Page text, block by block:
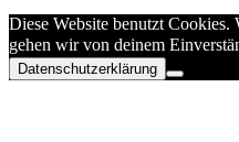
Diese Website benutzt Cookies.
gehen wir von deinem
Datenschutzerklärung